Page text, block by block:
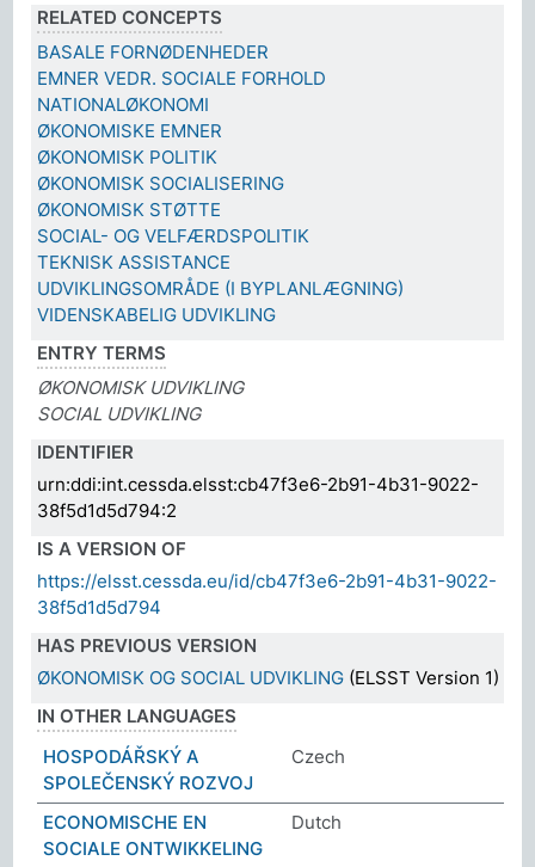
RELATED CONCEPTS
BASALE FORNØDENHEDER
EMNER VEDR. SOCIALE FORHOLD
NATIONALØKONOMI
ØKONOMISKE EMNER
ØKONOMISK POLITIK
ØKONOMISK SOCIALISERING
ØKONOMISK STØTTE
SOCIAL- OG VELFÆRDSPOLITIK
TEKNISK ASSISTANCE
UDVIKLINGSOMRÅDE (I BYPLANLÆGNING)
VIDENSKABELIG UDVIKLING
ENTRY TERMS
ØKONOMISK UDVIKLING
SOCIAL UDVIKLING
IDENTIFIER
urn:ddi:int.cessda.elsst:cb47f3e6-2b91-4b31-9022-
38f5d1d5d794:2
IS A VERSION OF
https://elsst.cessda.eu/id/cb47f3e6-2b91-4b31-9022-
38f5d1d5d794
HAS PREVIOUS VERSION
ØKONOMISK OG SOCIAL UDVIKLING (ELSST Version 1)
IN OTHER LANGUAGES
HOSPODÁŘSKÝ A
SPOLEČENSKÝ ROZVOJ
Czech
ECONOMISCHE EN
SOCIALE ONTWIKKELING
Dutch